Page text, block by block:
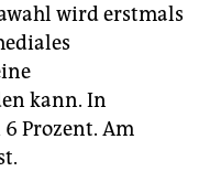
wird erstmals
kann. In
Prozent. Am